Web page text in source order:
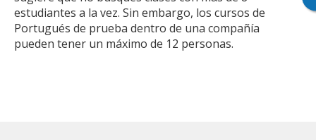
estudiantes a la vez. Sin embargo, los cursos de
Portugués de prueba dentro de una compañía
pueden tener un máximo de 12 personas.